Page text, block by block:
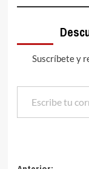
Suscríbete y
Escribe tu correo electrónico…